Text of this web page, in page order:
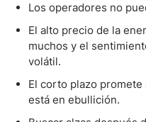
Los operadores no
El alto precio de la
muchos y el
volátil.
El corto plazo
está en ebullición.